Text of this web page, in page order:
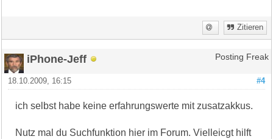
Zitieren
iPhone-Jeff Posting Freak
#4
18.10.2009, 16:15
ich selbst habe keine erfahrungswerte mit zusatzakkus.
Nutz mal du Suchfunktion hier im Forum. Vielleicgt hilft